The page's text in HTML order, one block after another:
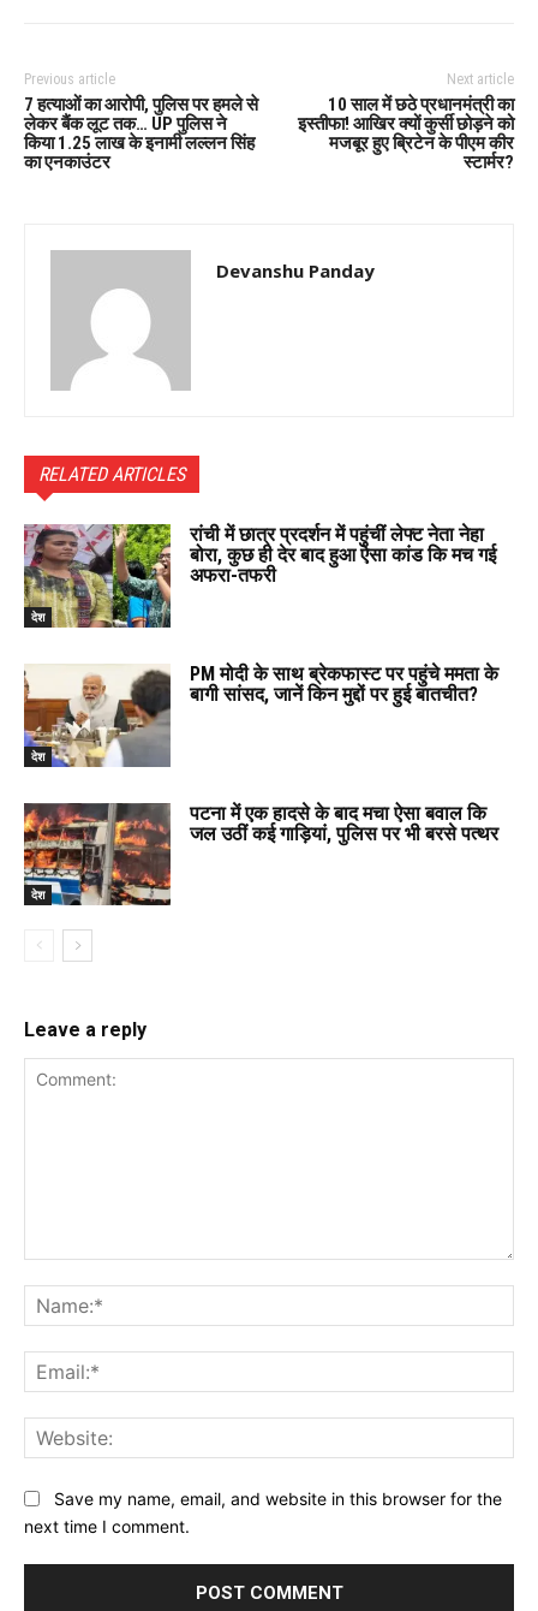
Previous article
7 हत्याओं का आरोपी, पुलिस पर हमले से
लेकर बैंक लूट तक… UP पुलिस ने
किया 1.25 लाख के इनामी लल्लन सिंह
का एनकाउंटर
Next article
10 साल में छठे प्रधानमंत्री का
इस्तीफा! आखिर क्यों कुर्सी छोड़ने को
मजबूर हुए ब्रिटेन के पीएम कीर
स्टार्मर?
Devanshu Panday
RELATED ARTICLES
देश
रांची में छात्र प्रदर्शन में पहुंचीं लेफ्ट नेता नेहा
बोरा, कुछ ही देर बाद हुआ ऐसा कांड कि मच गई
अफरा-तफरी
देश
PM मोदी के साथ ब्रेकफास्ट पर पहुंचे ममता के
बागी सांसद, जानें किन मुद्दों पर हुई बातचीत?
देश
पटना में एक हादसे के बाद मचा ऐसा बवाल कि
जल उठीं कई गाड़ियां, पुलिस पर भी बरसे पत्थर
Leave a reply
Save my name, email, and website in this browser for the
next time I comment.